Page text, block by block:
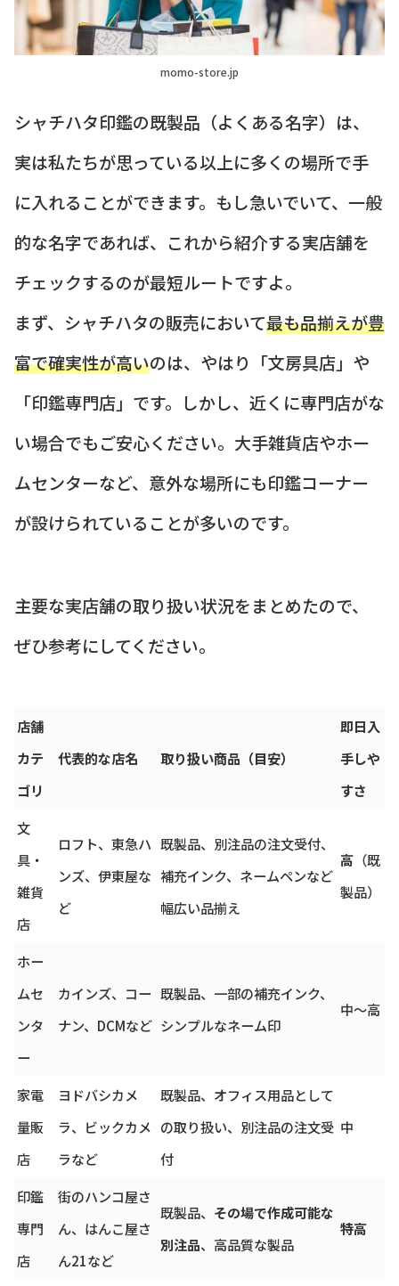
momo-store.jp
シャチハタ印鑑の既製品（よくある名字）は、
実は私たちが思っている以上に多くの場所で手
に入れることができます。もし急いでいて、一般
的な名字であれば、これから紹介する実店舗を
チェックするのが最短ルートですよ。
まず、シャチハタの販売において最も品揃えが豊
富で確実性が高いのは、やはり「文房具店」や
「印鑑専門店」です。しかし、近くに専門店がな
い場合でもご安心ください。大手雑貨店やホー
ムセンターなど、意外な場所にも印鑑コーナー
が設けられていることが多いのです。
主要な実店舗の取り扱い状況をまとめたので、
ぜひ参考にしてください。
店舗
カテ
ゴリ
代表的な店名 取り扱い商品（目安）
即日入
手しや
すさ
文
具・
雑貨
店
ロフト、東急ハ
ンズ、伊東屋な
ど
既製品、別注品の注文受付、
補充インク、ネームペンなど
幅広い品揃え
高 （既
製品）
ホー
ムセ
ンタ
ー
カインズ、コー
ナン、DCMなど
既製品、一部の補充インク、
シンプルなネーム印
中～高
家電
量販
店
ヨドバシカメ
ラ、ビックカメ
ラなど
既製品、オフィス用品として
の取り扱い、別注品の注文受
付
中
印鑑
専門
店
街のハンコ屋さ
ん、はんこ屋さ
ん21など
既製品、 その場で作成可能な
別注品、高品質な製品
特高